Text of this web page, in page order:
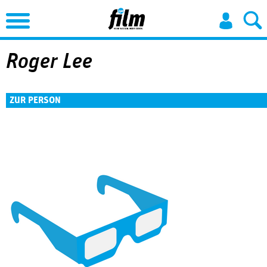
Jump to Navigation
Roger Lee
ZUR PERSON